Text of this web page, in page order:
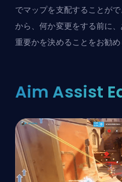
でマップを支配することが
から、何か変更をする前に
重要かを決めることをお勧め
Aim Assist